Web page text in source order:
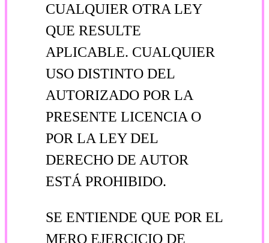
CUALQUIER OTRA LEY
QUE RESULTE
APLICABLE. CUALQUIER
USO DISTINTO DEL
AUTORIZADO POR LA
PRESENTE LICENCIA O
POR LA LEY DEL
DERECHO DE AUTOR
ESTÁ PROHIBIDO.
SE ENTIENDE QUE POR EL
MERO EJERCICIO DE